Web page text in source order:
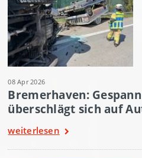
08 Apr 2026
Bremerhaven:
überschlägt sich auf
weiterlesen